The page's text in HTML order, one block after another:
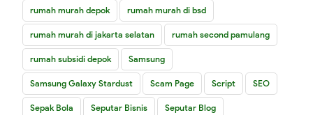
rumah murah depok rumah murah di bsd
rumah murah di jakarta selatan rumah second pamulang
rumah subsidi depok Samsung
Samsung Galaxy Stardust Scam Page Script SEO
Sepak Bola Seputar Bisnis Seputar Blog